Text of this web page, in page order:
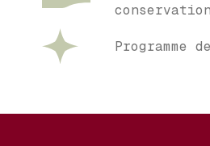
conservation
Programme